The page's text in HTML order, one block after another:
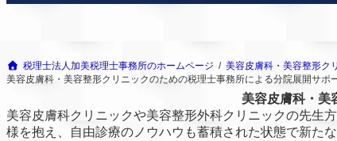
税理士法人加美税理士事務所のホームページ
美容皮膚科・美容整形ク
美容皮膚科・美容整形クリニックのための税理士事務所による分院展開サポ
美容皮膚科・美
美容皮膚科クリニックや美容整形外科クリニックの先生
様を抱え、自由診療のノウハウも蓄積された状態で新た